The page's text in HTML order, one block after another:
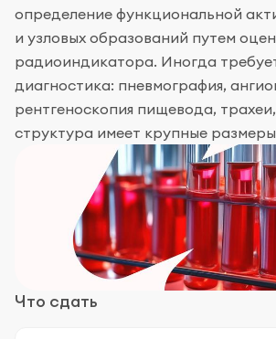
определение функциональной
и узловых образований путем
радиоиндикатора. Иногда
диагностика: пневмография,
рентгеноскопия пищевода,
структура имеет крупные
Что сдать